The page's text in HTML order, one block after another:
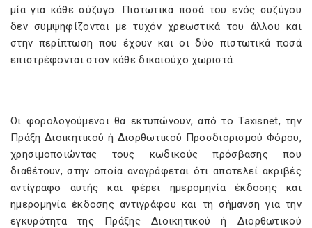
μία για κάθε σύζυγο. Πιστωτικά ποσά του ενός συζύγου
δεν συμψηφίζονται με τυχόν χρεωστικά του άλλου και
στην περίπτωση που έχουν και οι δύο πιστωτικά ποσά
επιστρέφονται στον κάθε δικαιούχο χωριστά.
Οι φορολογούμενοι θα εκτυπώνουν, από το Taxisnet, την
Πράξη Διοικητικού ή Διορθωτικού Προσδιορισμού Φόρου,
χρησιμοποιώντας τους κωδικούς πρόσβασης που
διαθέτουν, στην οποία αναγράφεται ότι αποτελεί ακριβές
αντίγραφο αυτής και φέρει ημερομηνία έκδοσης και
ημερομηνία έκδοσης αντιγράφου και τη σήμανση για την
εγκυρότητα της Πράξης Διοικητικού ή Διορθωτικού